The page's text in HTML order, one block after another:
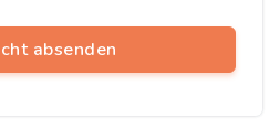
absenden